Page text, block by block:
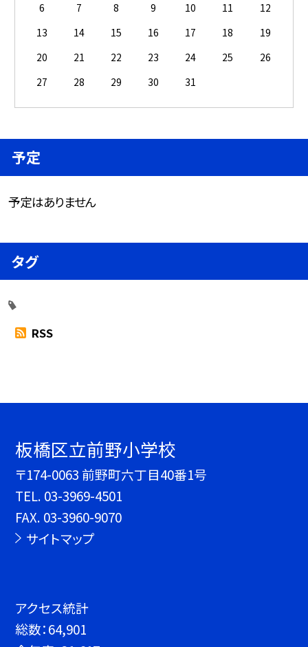
6
7 8 9 10 11
12
13
14 15 16 17 18
19
20
21 22 23 24 25
26
27
28 29 30 31
予定
予定はありません
タグ
RSS
板橋区立前野小学校
〒174-0063 前野町六丁目40番1号
TEL. 03-3969-4501
FAX. 03-3960-9070
サイトマップ
アクセス統計
総数：64,901